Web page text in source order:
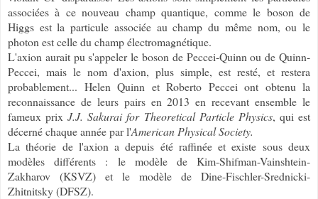
associées à ce nouveau champ quantique, comme le boson de
Higgs est la particule associée au champ du même nom, ou le
photon est celle du champ électromagnétique.
L'axion aurait pu s'appeler le boson de Peccei-Quinn ou de Quinn-
Peccei, mais le nom d'axion, plus simple, est resté, et restera
probablement... Helen Quinn et Roberto Peccei ont obtenu la
reconnaissance de leurs pairs en 2013 en recevant ensemble le
fameux prixJ.J. Sakurai for Theoretical Particle Physics, qui est
décerné chaque année par l'American Physical Society.
La théorie de l'axion a depuis été raffinée et existe sous deux
modèles différents : le modèle de Kim-Shifman-Vainshtein-
Zakharov (KSVZ) et le modèle de Dine-Fischler-Srednicki-
Zhitnitsky (DFSZ).